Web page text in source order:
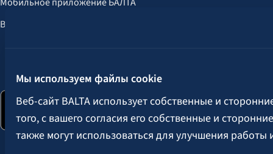
Мы используем файлы cookie
Веб-сайт BALTA использует собственные и
того, с вашего согласия его собственные и
также могут использоваться для улучшения работы
Выгоды для клиентов